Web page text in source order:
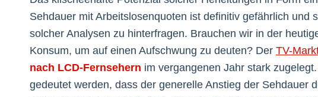
Sehdauer mit Arbeitslosenquoten ist definitiv gefährlich und
solcher Analysen zu hinterfragen. Brauchen wir in der
Konsum, um auf einen Aufschwung zu deuten? Der TV-
nach LCD-Fernsehern im vergangenen Jahr stark
gedeutet werden, dass der generelle Anstieg der Sehdauer